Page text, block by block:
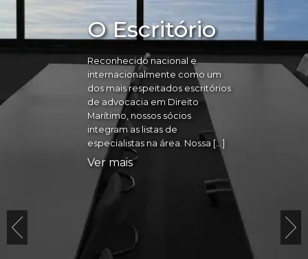
O Escritório
Reconhecido nacional e
internacionalmente como um
dos mais respeitados escritórios
de advocacia em Direito
Marítimo, nossos sócios
integram as listas de
especialistas na área. Nossa […]
Ver mais